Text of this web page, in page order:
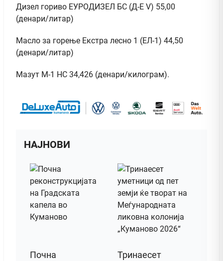
Дизел гориво ЕУРОДИЗЕЛ БС (Д-Е V) 55,00
(денари/литар)
Масло за горење Екстра лесно 1 (ЕЛ-1) 44,50
(денари/литар)
Мазут М-1 НС 34,426 (денари/килограм).
НАЈНОВИ
Почна
Тринаесет